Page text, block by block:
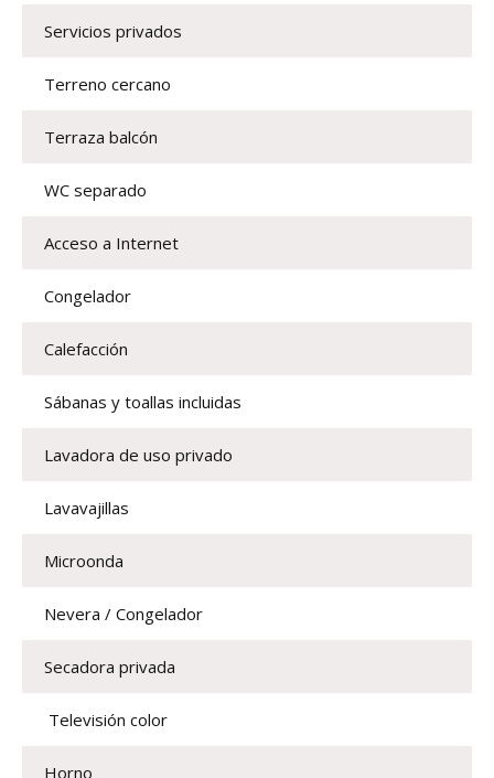
Servicios privados
Terreno cercano
Terraza balcón
WC separado
Acceso a Internet
Congelador
Calefacción
Sábanas y toallas incluidas
Lavadora de uso privado
Lavavajillas
Microonda
Nevera / Congelador
Secadora privada
Televisión color
Horno